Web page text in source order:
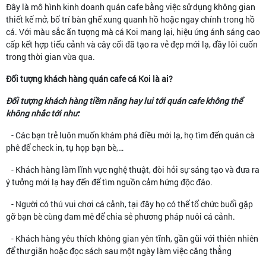
Đây là mô hình kinh doanh quán cafe bằng việc sử dụng không gian
thiết kế mở, bố trí bàn ghế xung quanh hồ hoặc ngay chính trong hồ
cá. Với màu sắc ấn tượng mà cá Koi mang lại, hiệu ứng ánh sáng cao
cấp kết hợp tiểu cảnh và cây cối đã tạo ra vẻ đẹp mới lạ, đầy lôi cuốn
trong thời gian vừa qua.
Đối tượng khách hàng quán cafe cá Koi là ai?
Đối tượng khách hàng tiềm năng hay lui tới quán cafe không thể
không nhắc tới như:
- Các bạn trẻ luôn muốn khám phá điều mới lạ, họ tìm đến quán cà
phê để check in, tụ họp bạn bè,…
- Khách hàng làm lĩnh vực nghệ thuật, đòi hỏi sự sáng tạo và đưa ra
ý tưởng mới lạ hay đến để tìm nguồn cảm hứng độc đáo.
- Người có thú vui chơi cá cảnh, tại đây họ có thể tổ chức buổi gặp
gỡ bạn bè cùng đam mê để chia sẻ phương pháp nuôi cá cảnh.
️ - Khách hàng yêu thích không gian yên tĩnh, gần gũi với thiên nhiên
để thư giãn hoặc đọc sách sau một ngày làm việc căng thẳng